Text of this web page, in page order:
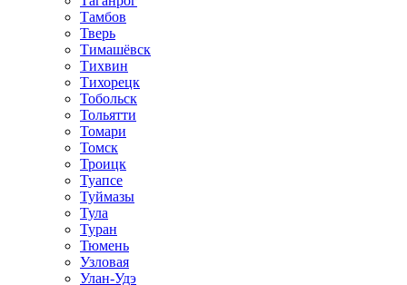
Тамбов
Тверь
Тимашёвск
Тихвин
Тихорецк
Тобольск
Тольятти
Томари
Томск
Троицк
Туапсе
Туймазы
Тула
Туран
Тюмень
Узловая
Улан-Удэ